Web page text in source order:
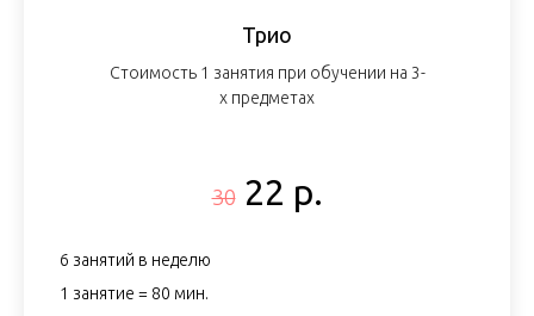
Трио
Стоимость 1 занятия при обучении на 3-
х предметах
3022 р.
6 занятий в неделю
1 занятие = 80 мин.